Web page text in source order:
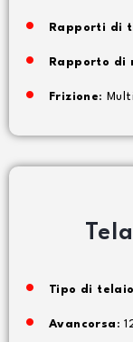
Rapporti di
Rapporto di
Frizione:
Tipo di telaio
Avancorsa :